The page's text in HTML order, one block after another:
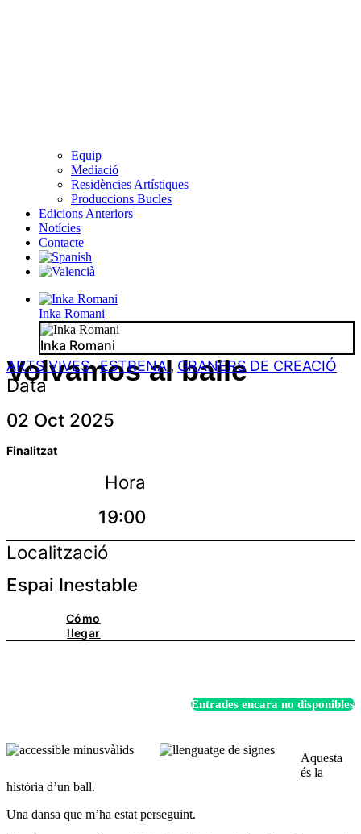
Equip
Mediació
Residències Artístiques
Produccions Bucles
Edicions Anteriors
Notícies
Contacte
Inka Romani
Inka Romani
Volvamos al baile
ARTS VIVES,ESTRENA , GRANERS DE CREACIÓ
Data
02 Oct 2025
Finalitzat
Hora
19:00
Localització
Espai Inestable
Cómo
llegar
Entrades encara no disponibles
Aquesta
és la
història d’un ball.
Una dansa que m’ha estat perseguint.